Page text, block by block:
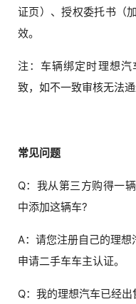
证页）、授权委托书（
效。
注：车辆绑定时理想
致，如不一致审核无法通
常见问题
Q：我从第三方购得一
中添加这辆车?
A：请您注册自己的理
申请二手车车主认证。
Q：我的理想汽车已经出